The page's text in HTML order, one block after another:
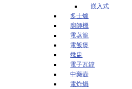
嵌入式
多士爐
廚師機
電蒸籠
電飯煲
燉盅
電子瓦罉
中藥壺
電炸煱